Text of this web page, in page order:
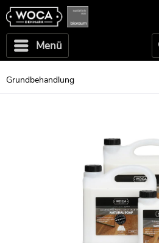
Menü
Grundbehandlung